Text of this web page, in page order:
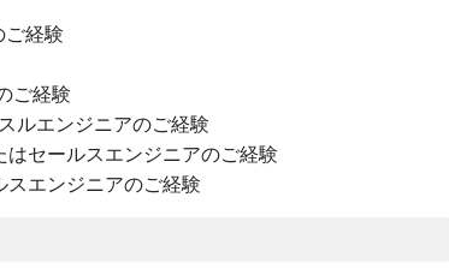
ご経験
ご経験
ルエンジニアのご経験
はセールスエンジニアのご経験
スエンジニアのご経験